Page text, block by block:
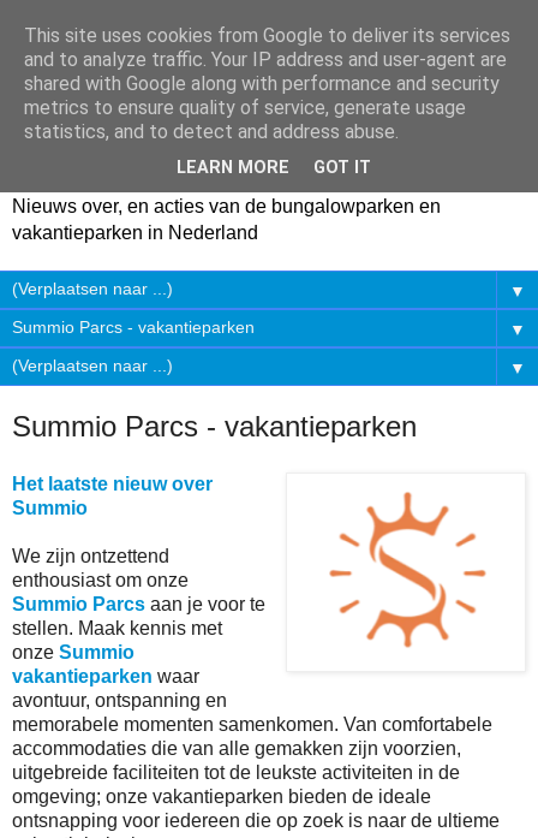
Nieuws over, en acties van de bungalowparken en
vakantieparken in Nederland
▼
▼
▼
Summio Parcs - vakantieparken
Het laatste nieuw over
Summio
We zijn ontzettend
enthousiast om onze
Summio Parcs aan je voor te
stellen. Maak kennis met
onze Summio
vakantieparken waar
avontuur, ontspanning en
memorabele momenten samenkomen. Van comfortabele
accommodaties die van alle gemakken zijn voorzien,
uitgebreide faciliteiten tot de leukste activiteiten in de
omgeving; onze vakantieparken bieden de ideale
ontsnapping voor iedereen die op zoek is naar de ultieme
This site uses cookies from Google to deliver its services
and to analyze traffic. Your IP address and user-agent are
shared with Google along with performance and security
metrics to ensure quality of service, generate usage
statistics, and to detect and address abuse.
LEARN MORE GOT IT